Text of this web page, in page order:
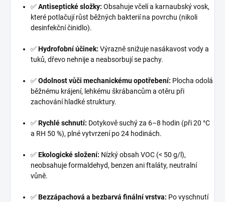
✅Antiseptické složky: Obsahuje včelí a karnaubský vosk,
které potlačují růst běžných bakterií na povrchu (nikoli
desinfekční činidlo).
✅Hydrofobní účinek: Výrazně snižuje nasákavost vody a
tuků, dřevo nehnije a neabsorbují se pachy.
✅Odolnost vůči mechanickému opotřebení: Plocha odolá
běžnému krájení, lehkému škrábancům a otěru při
zachování hladké struktury.
✅Rychlé schnutí: Dotykově suchý za 6–8 hodin (při 20 °C
a RH 50 %), plné vytvrzení po 24 hodinách.
✅Ekologické složení: Nízký obsah VOC (< 50 g/l),
neobsahuje formaldehyd, benzen ani ftaláty, neutralní
vůně.
✅Bezzápachová a bezbarvá finální vrstva: Po vyschnutí